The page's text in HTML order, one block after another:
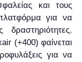
και τους
για να
(+400) φαίνεται
για να